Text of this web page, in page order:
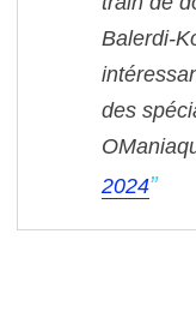
Balerdi-
des
2024